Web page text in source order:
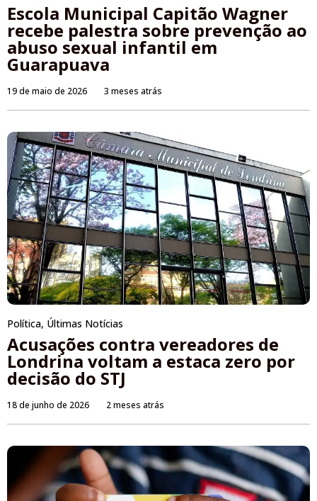
Escola Municipal Capitão Wagner
recebe palestra sobre prevenção ao
abuso sexual infantil em
Guarapuava
19 de maio de 2026 3 meses atrás
Política, Últimas Notícias
Acusações contra vereadores de
Londrina voltam a estaca zero por
decisão do STJ
18 de junho de 2026 2 meses atrás